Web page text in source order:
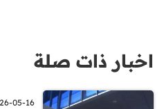
اخبار ذات صلة
05-16 | 12:37